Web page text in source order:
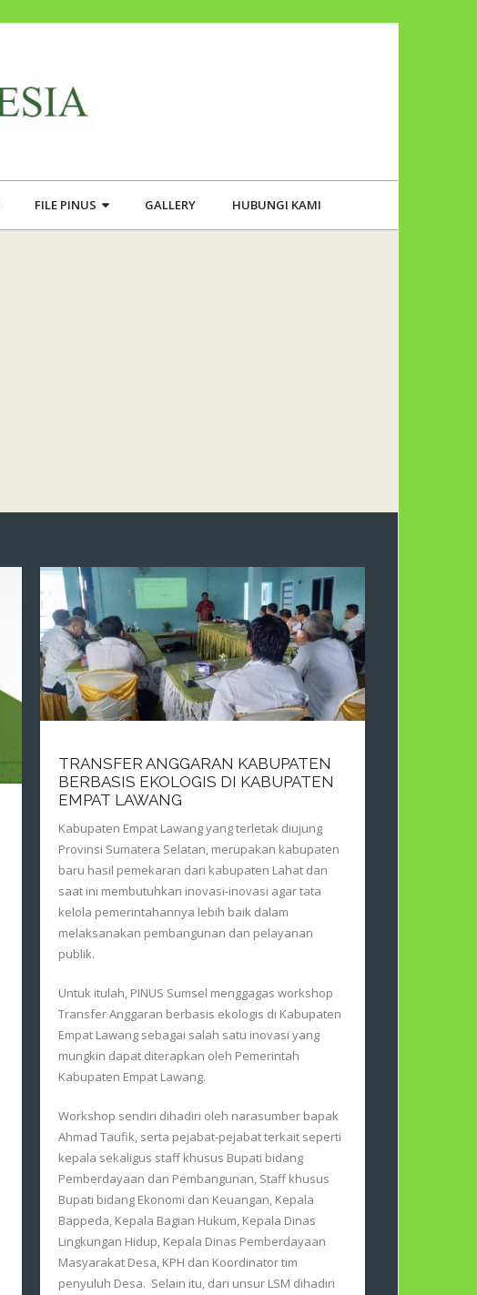
FILE PINUS GALLERY HUBUNGI KAMI
TRANSFER ANGGARAN KABUPATEN
BERBASIS EKOLOGIS DI KABUPATEN
EMPAT LAWANG
Kabupaten Empat Lawang yang terletak diujung
Provinsi Sumatera Selatan, merupakan kabupaten
baru hasil pemekaran dari kabupaten Lahat dan
saat ini membutuhkan inovasi-inovasi agar tata
kelola pemerintahannya lebih baik dalam
melaksanakan pembangunan dan pelayanan
publik.
Untuk itulah, PINUS Sumsel menggagas workshop
Transfer Anggaran berbasis ekologis di Kabupaten
Empat Lawang sebagai salah satu inovasi yang
mungkin dapat diterapkan oleh Pemerintah
Kabupaten Empat Lawang.
Workshop sendiri dihadiri oleh narasumber bapak
Ahmad Taufik, serta pejabat-pejabat terkait seperti
kepala sekaligus staff khusus Bupati bidang
Pemberdayaan dan Pembangunan, Staff khusus
Bupati bidang Ekonomi dan Keuangan, Kepala
Bappeda, Kepala Bagian Hukum, Kepala Dinas
Lingkungan Hidup, Kepala Dinas Pemberdayaan
Masyarakat Desa, KPH dan Koordinator tim
penyuluh Desa. Selain itu, dari unsur LSM dihadiri